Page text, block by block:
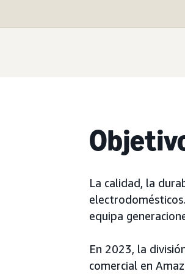
La calidad, la
equipa
En 2023, la
comercial en